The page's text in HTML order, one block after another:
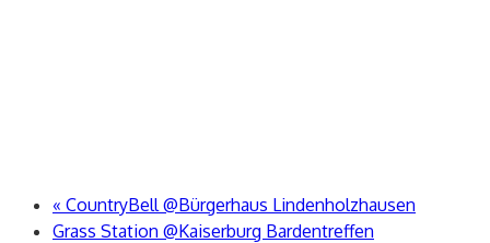
« CountryBell @Bürgerhaus Lindenholzhausen
Grass Station @Kaiserburg Bardentreffen